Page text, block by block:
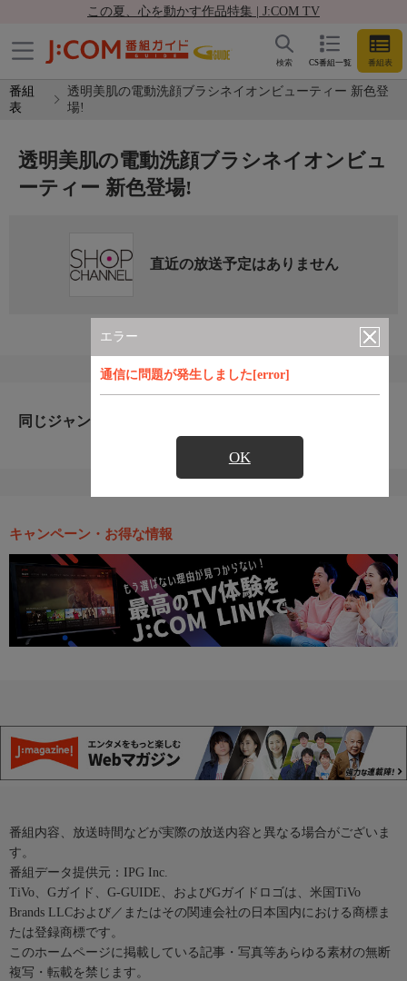
この夏、心を動かす作品特集 | J:COM TV
CS番組一覧 番組表
検索
番組
表
透明美肌の電動洗顔ブラシネイオンビューティー 新色登
場!
エラー
通信に問題が発生しました[error]
OK
透明美肌の電動洗顔ブラシネイオンビュ
ーティー 新色登場!
直近の放送予定はありません
同じジャンルのおすすめ番組
キャンペーン・お得な情報
番組内容、放送時間などが実際の放送内容と異なる場合がございま
す。
番組データ提供元：IPG Inc.
TiVo、Gガイド、G-GUIDE、およびGガイドロゴは、米国TiVo
Brands LLCおよび／またはその関連会社の日本国内における商標ま
たは登録商標です。
このホームページに掲載している記事・写真等あらゆる素材の無断
複写・転載を禁じます。